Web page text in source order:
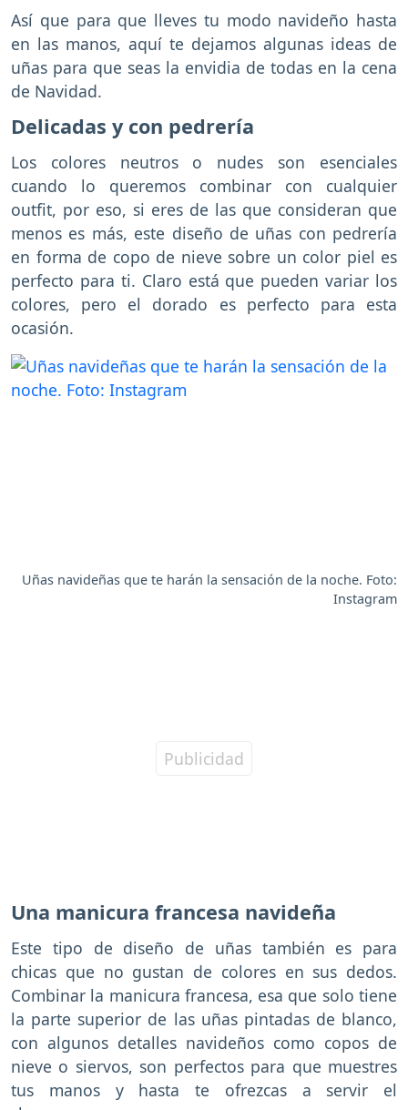
Así que para que lleves tu modo navideño hasta
en las manos, aquí te dejamos algunas ideas de
uñas para que seas la envidia de todas en la cena
de Navidad.
Delicadas y con pedrería
Los colores neutros o nudes son esenciales
cuando lo queremos combinar con cualquier
outfit, por eso, si eres de las que consideran que
menos es más, este diseño de uñas con pedrería
en forma de copo de nieve sobre un color piel es
perfecto para ti. Claro está que pueden variar los
colores, pero el dorado es perfecto para esta
ocasión.
Uñas navideñas que te harán la sensación de la noche. Foto:
Instagram
Una manicura francesa navideña
Este tipo de diseño de uñas también es para
chicas que no gustan de colores en sus dedos.
Combinar la manicura francesa, esa que solo tiene
la parte superior de las uñas pintadas de blanco,
con algunos detalles navideños como copos de
nieve o siervos, son perfectos para que muestres
tus manos y hasta te ofrezcas a servir el